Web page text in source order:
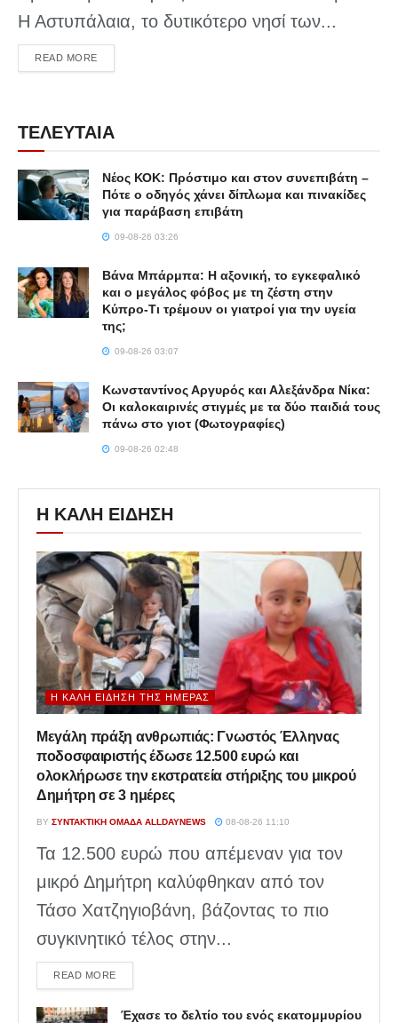
Η Αστυπάλαια, το δυτικότερο νησί των...
READ MOREDETAILS
ΤΕΛΕΥΤΑΙΑ
Νέος ΚΟΚ: Πρόστιμο και στον συνεπιβάτη –
Πότε ο οδηγός χάνει δίπλωμα και πινακίδες
για παράβαση επιβάτη
09-08-26 03:26
Βάνα Μπάρμπα: Η αξονική, το εγκεφαλικό
και ο μεγάλος φόβος με τη ζέστη στην
Κύπρο-Τι τρέμουν οι γιατροί για την υγεία
της;
09-08-26 03:07
Κωνσταντίνος Αργυρός και Αλεξάνδρα Νίκα:
Οι καλοκαιρινές στιγμές με τα δύο παιδιά τους
πάνω στο γιοτ (Φωτογραφίες)
09-08-26 02:48
Η ΚΑΛΗ ΕΙΔΗΣΗ
Η ΚΑΛΉ ΕΊΔΗΣΗ ΤΗΣ ΗΜΈΡΑΣ
Μεγάλη πράξη ανθρωπιάς: Γνωστός Έλληνας
ποδοσφαιριστής έδωσε 12.500 ευρώ και
ολοκλήρωσε την εκστρατεία στήριξης του μικρού
Δημήτρη σε 3 ημέρες
BY ΣΥΝΤΑΚΤΙΚΉ ΟΜΆΔΑ ALLDAYNEWS 08-08-26 11:10
Τα 12.500 ευρώ που απέμεναν για τον
μικρό Δημήτρη καλύφθηκαν από τον
Τάσο Χατζηγιοβάνη, βάζοντας το πιο
συγκινητικό τέλος στην...
READ MOREDETAILS
Έχασε το δελτίο του ενός εκατομμυρίου